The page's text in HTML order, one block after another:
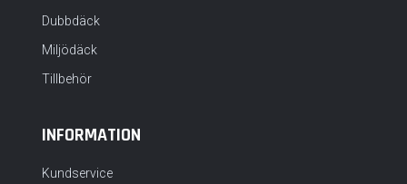
Dubbdäck
Miljödäck
Tillbehör
INFORMATION
Kundservice